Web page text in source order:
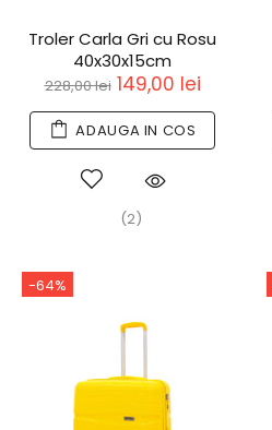
Troler Carla Gri cu Rosu
40x30x15cm
228,00 lei 149,00 lei
ADAUGA IN COS
(2)
-64%